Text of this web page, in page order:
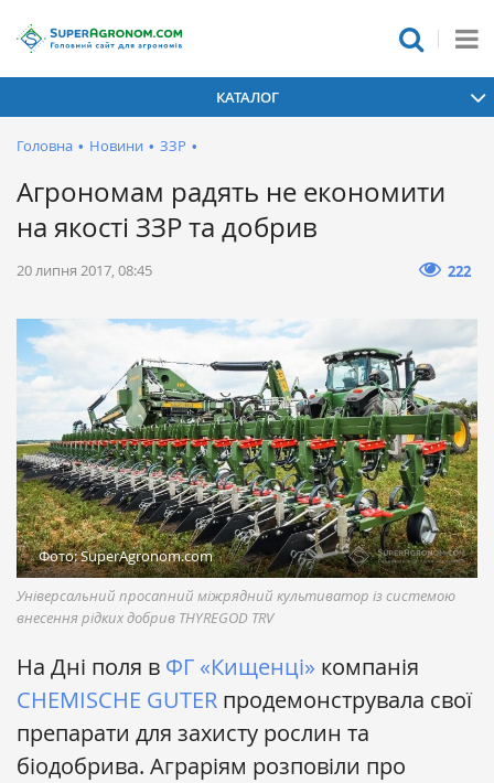
КАТАЛОГ
Головна • Новини • ЗЗР •
Агрономам радять не економити
на якості ЗЗР та добрив
20 липня 2017, 08:45 222
Фото: SuperAgronom.com
Універсальний просапний міжрядний культиватор із системою
внесення рідких добрив THYREGOD TRV
На Дні поля в ФГ «Кищенці» компанія
CHEMISCHE GUTER продемонструвала свої
препарати для захисту рослин та
біодобрива. Аграріям розповіли про